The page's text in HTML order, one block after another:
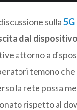
sulla5G
dal
attorno a
temono che
la rete possa
rispetto al